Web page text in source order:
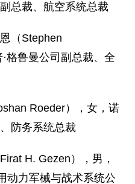
总裁、航空系统总裁
（Stephen
格鲁曼公司副总裁、全
Roeder），女，诺
防务系统总裁
H. Gezen），男，
动力军械与战术系统公